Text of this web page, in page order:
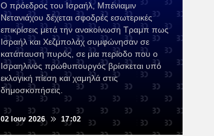
Ο πρόεδρος του Ισραήλ, Μπένιαμιν
Νετανιάχου δέχεται σφοδρές εσωτερικές
επικρίσεις μετά την ανακοίνωση Τραμπ πως
Ισραήλ και Χεζμπολάχ συμφώνησαν σε
κατάπαυση πυρός, σε μια περίοδο που ο
Ισραηλινός πρωθυπουργός βρίσκεται υπό
εκλογική πίεση και χαμηλά στις
δημοσκοπήσεις.
02 Ιουν 2026 17:02